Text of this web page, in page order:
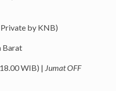
by KNB)
Barat
WIB) | Jumat OFF